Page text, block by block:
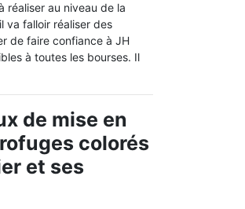
réaliser au niveau de la
va falloir réaliser des
de faire confiance à JH
à toutes les bourses. Il
de mise en
colorés
et ses